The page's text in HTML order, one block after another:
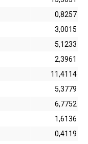
0,8257
3,0015
5,1233
2,3961
11,4114
5,3779
6,7752
1,6136
0,4119